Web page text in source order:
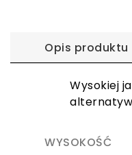
Opis produktu
Wysokiej
WYSOKOŚĆ